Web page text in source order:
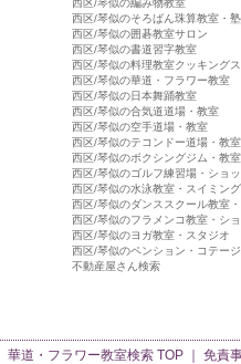
西区/琴似の編み物教室
西区/琴似のそろばん珠算教室・塾
西区/琴似の囲碁教室サロン
西区/琴似の書道習字教室
西区/琴似の料理教室クッキング
西区/琴似の華道・フラワー教室
西区/琴似の日本舞踊教室
西区/琴似の合気道道場・教室
西区/琴似の空手道場・教室
西区/琴似のテコンドー道場・教室
西区/琴似のボクシングジム・教室
西区/琴似のゴルフ練習場・ショ
西区/琴似の水泳教室・スイミン
西区/琴似のダンススクール教室
西区/琴似のフラメンコ教室・シ
西区/琴似のヨガ教室・スタジオ
西区/琴似のペンション・コテージ
不動産屋さん検索
華道・フラワー教室検索TOP ｜ 免責